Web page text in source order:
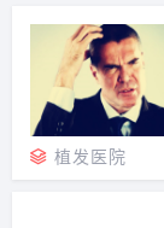
植发医院